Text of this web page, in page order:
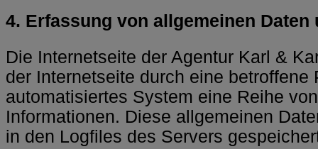
4. Erfassung von allgemeinen Daten
Die Internetseite der Agentur Karl &
der Internetseite durch eine betroffene
automatisiertes System eine Reihe
Informationen. Diese allgemeinen
in den Logfiles des Servers